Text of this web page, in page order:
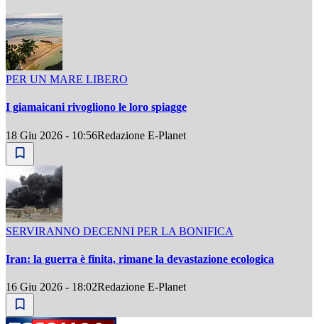
PER UN MARE LIBERO
I giamaicani rivogliono le loro spiagge
18 Giu 2026 - 10:56Redazione E-Planet
SERVIRANNO DECENNI PER LA BONIFICA
Iran: la guerra è finita, rimane la devastazione ecologica
16 Giu 2026 - 18:02Redazione E-Planet